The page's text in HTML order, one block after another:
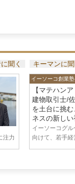
聞く キーマンに
注力
イーソーコ創業塾
【マテハン
建物取引士/
を土台に挑
ネスの新し
イーソーコグ
向けて、若手